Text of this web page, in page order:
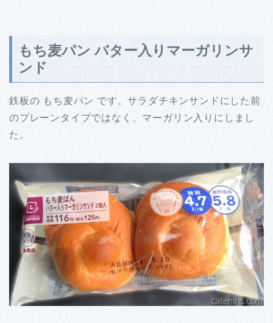
もち麦パン バター入りマーガリンサ
ンド
鉄板の もち麦パン です。サラダチキンサンドにした前
のプレーンタイプではなく、マーガリン入りにしまし
た。